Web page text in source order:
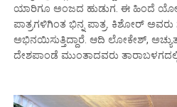
ಯಾರಿಗೂ ಅಂಜದ ಹುಡುಗ. ಈ ಹಿಂದೆ
ಪಾತ್ರಗಳಿಗಿಂತ ಭಿನ್ನ ಪಾತ್ರ. ಕಿಶೋರ್ ಅವರು
ಅಭಿನಯಿಸುತ್ತಿದ್ದಾರೆ. ಆದಿ ಲೋಕೇಶ್,
ದೇಶಪಾಂಡೆ ಮುಂತಾದವರು